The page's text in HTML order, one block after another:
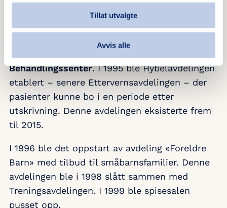
Tillat utvalgte
Avvis alle
I 1994 ble navnet på institusjonen endret fra
Behandlingssenter. I 1995 ble Hybelavdelingen
etablert – senere Ettervernsavdelingen – der
pasienter kunne bo i en periode etter
utskrivning. Denne avdelingen eksisterte frem
til 2015.
I 1996 ble det oppstart av avdeling «Foreldre
Barn» med tilbud til småbarnsfamilier. Denne
avdelingen ble i 1998 slått sammen med
Treningsavdelingen. I 1999 ble spisesalen
pusset opp.